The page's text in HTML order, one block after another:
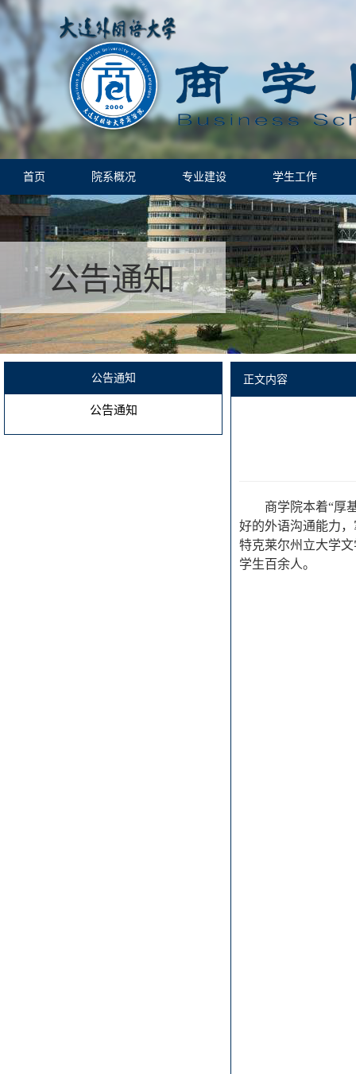
首页 院系概况 专业建设 学生工作
公告通知
公告通知
公告通知
正文内容
商学院本着“厚
好的外语沟通能力
特克莱尔州立大学
学生百余人。